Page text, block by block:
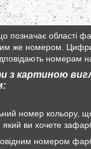
позначає області
же номером.
номерам
з картиною
номер кольору,
який ви хочете
номером